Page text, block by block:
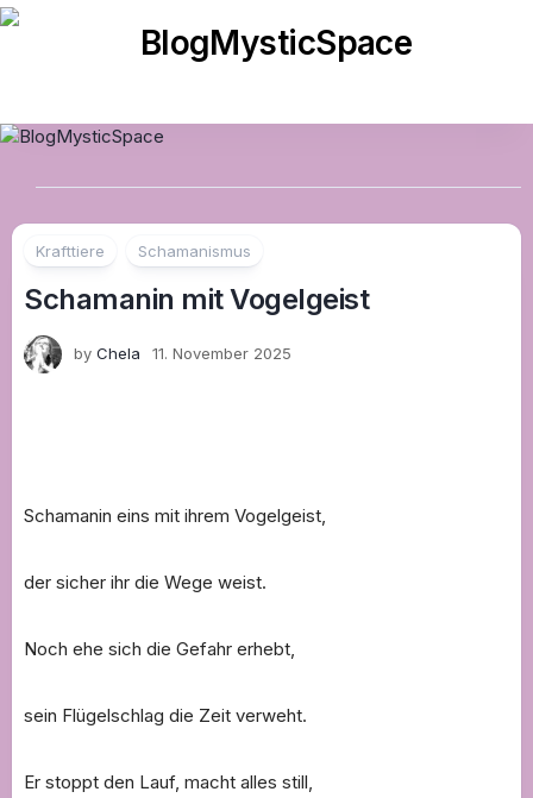
Skip
Krafttiere Schamanismus
Schamanin mit Vogelgeist
by Chela 11. November 2025
Schamanin eins mit ihrem Vogelgeist,
der sicher ihr die Wege weist.
Noch ehe sich die Gefahr erhebt,
sein Flügelschlag die Zeit verweht.
Er stoppt den Lauf, macht alles still,